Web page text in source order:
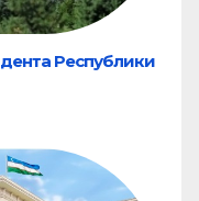
Республики